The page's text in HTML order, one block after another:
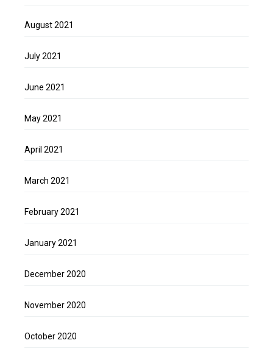
August 2021
July 2021
June 2021
May 2021
April 2021
March 2021
February 2021
January 2021
December 2020
November 2020
October 2020